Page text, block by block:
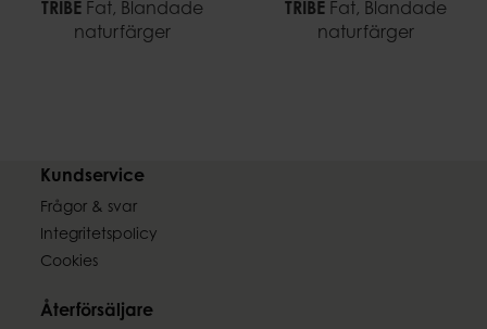
TRIBEFat, Blandade
naturfärger
TRIBEFat, Blandade
naturfärger
Kundservice
Frågor & svar
Integritetspolicy
Cookies
Återförsäljare